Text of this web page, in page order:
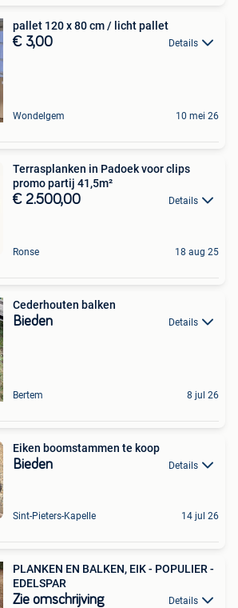
pallet 120 x 80 cm / licht pallet
€ 3,00 Details
Wondelgem 10 mei 26
Terrasplanken in Padoek voor clips
promo partij 41,5m²
€ 2.500,00 Details
Ronse 18 aug 25
Cederhouten balken
Bieden Details
Bertem 8 jul 26
Eiken boomstammen te koop
Bieden Details
Sint-Pieters-Kapelle 14 jul 26
PLANKEN EN BALKEN, EIK - POPULIER -
EDELSPAR
Zie omschrijving Details